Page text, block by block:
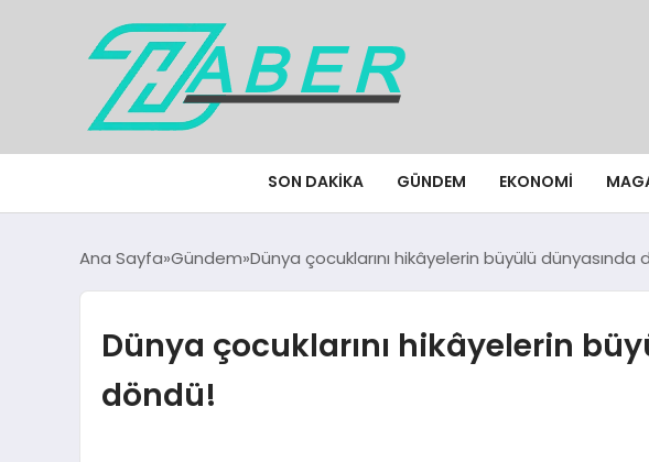
SON DAKIKA GÜNDEM EKONOMI
Ana Sayfa Gündem Dünya çocuklarını hikâyelerin büyülü
Dünya çocuklarını hikâyelerin
döndü!